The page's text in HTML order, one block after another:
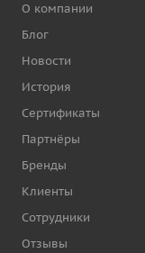
О компании
Блог
Новости
История
Сертификаты
Партнёры
Бренды
Клиенты
Сотрудники
Отзывы